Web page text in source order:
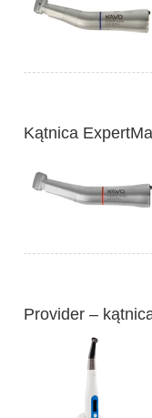
Kątnica
Provider –